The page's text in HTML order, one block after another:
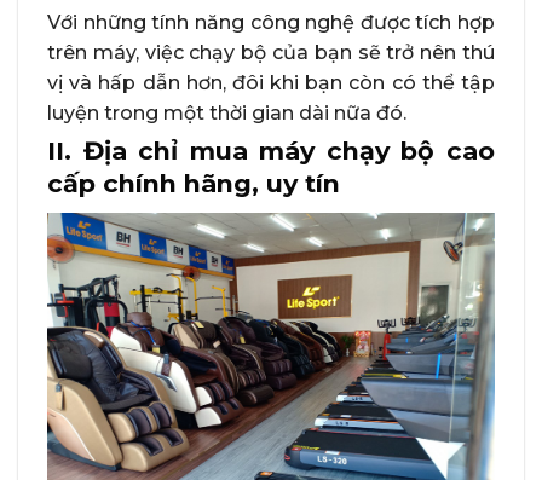
Với những tính năng công nghệ được tích hợp
trên máy, việc chạy bộ của bạn sẽ trở nên thú
vị và hấp dẫn hơn, đôi khi bạn còn có thể tập
luyện trong một thời gian dài nữa đó.
II. Địa chỉ mua máy chạy bộ cao
cấp chính hãng, uy tín